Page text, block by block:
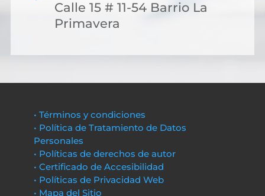
Calle 15 # 11-54 Barrio La
Primavera
• Términos y condiciones
• Política de Tratamiento de Datos
Personales
• Políticas de derechos de autor
• Certificado de Accesibilidad
• Políticas de Privacidad Web
• Mapa del Sitio